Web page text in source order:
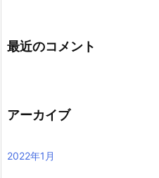
最近のコメント
アーカイブ
2022年1月